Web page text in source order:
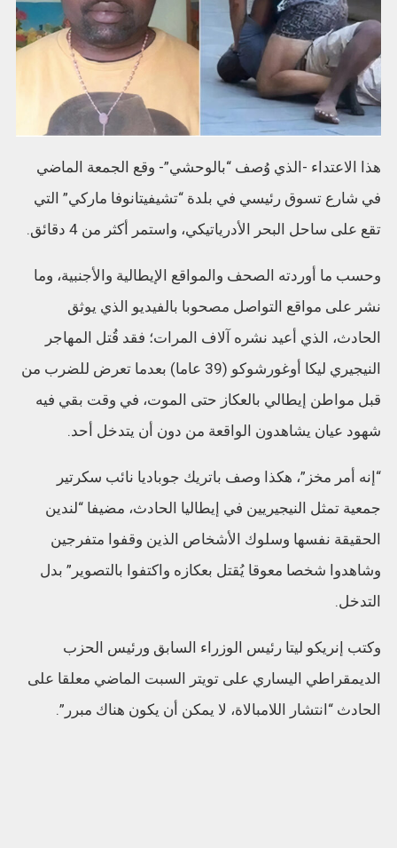
هذا الاعتداء -الذي وُصف “بالوحشي”- وقع الجمعة الماضي
في شارع تسوق رئيسي في بلدة “تشيفيتانوفا ماركي” التي
تقع على ساحل البحر الأدرياتيكي، واستمر أكثر من 4 دقائق.
وحسب ما أوردته الصحف والمواقع الإيطالية والأجنبية، وما
نشر على مواقع التواصل مصحوبا بالفيديو الذي يوثق
الحادث، الذي أعيد نشره آلاف المرات؛ فقد قُتل المهاجر
النيجيري ليكا أوغورشوكو (39 عاما) بعدما تعرض للضرب من
قبل مواطن إيطالي بالعكاز حتى الموت، في وقت بقي فيه
شهود عيان يشاهدون الواقعة من دون أن يتدخل أحد.
“إنه أمر مخز”، هكذا وصف باتريك جوباديا نائب سكرتير
جمعية تمثل النيجيريين في إيطاليا الحادث، مضيفا “لندين
الحقيقة نفسها وسلوك الأشخاص الذين وقفوا متفرجين
وشاهدوا شخصا معوقا يُقتل بعكازه واكتفوا بالتصوير” بدل
التدخل.
وكتب إنريكو ليتا رئيس الوزراء السابق ورئيس الحزب
الديمقراطي اليساري على تويتر السبت الماضي معلقا على
الحادث “انتشار اللامبالاة، لا يمكن أن يكون هناك مبرر”.